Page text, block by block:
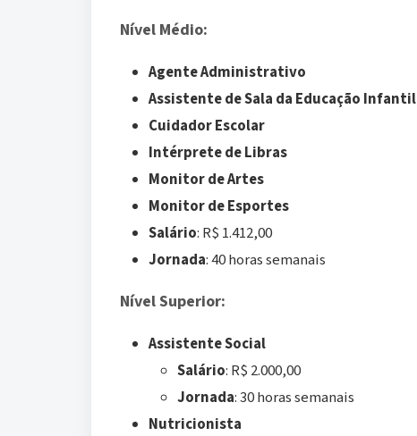
Nível Médio:
Agente Administrativo
Assistente de Sala da Educação Infantil
Cuidador Escolar
Intérprete de Libras
Monitor de Artes
Monitor de Esportes
Salário: R$ 1.412,00
Jornada: 40 horas semanais
Nível Superior:
Assistente Social
Salário: R$ 2.000,00
Jornada: 30 horas semanais
Nutricionista